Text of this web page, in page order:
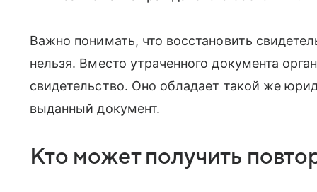
Важно понимать, что восстановить
нельзя. Вместо утраченного документа
свидетельство. Оно обладает такой же
выданный документ.
Кто может получить